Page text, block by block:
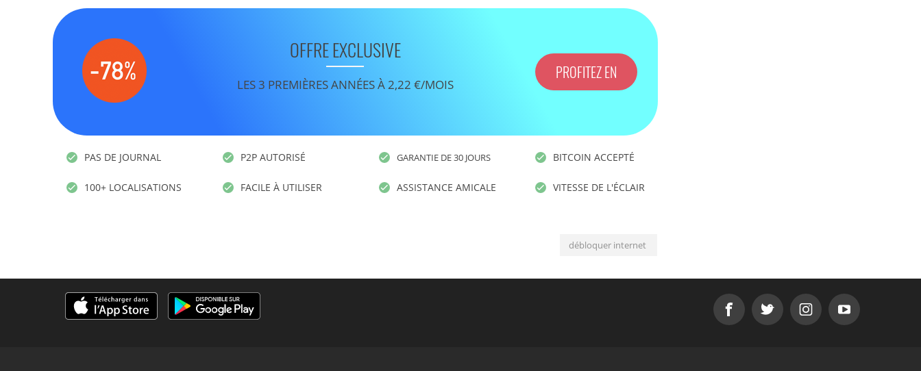
OFFRE EXCLUSIVE
LES 3 PREMIÈRES ANNÉES À 2,22 €/MOIS
PROFITEZ EN
PAS DE JOURNAL
100+ LOCALISATIONS
P2P AUTORISÉ
FACILE À UTILISER
GARANTIE DE 30 JOURS
ASSISTANCE AMICALE
BITCOIN ACCEPTÉ
VITESSE DE L'ÉCLAIR
débloquer internet